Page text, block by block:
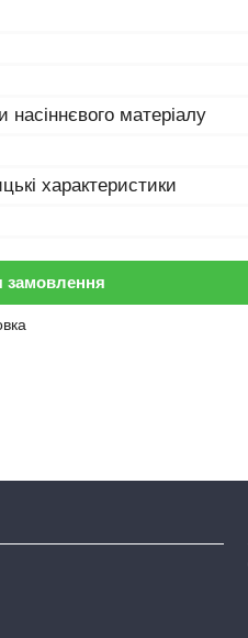
насіннєвого матеріалу
характеристики
замовлення